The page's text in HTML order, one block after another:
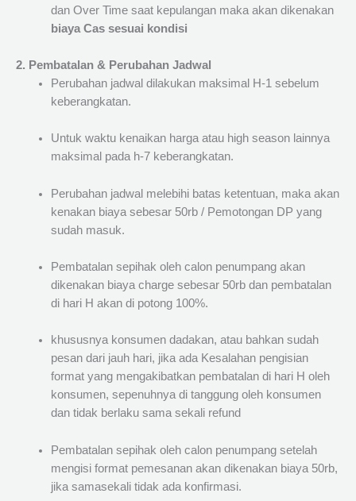
dan Over Time saat kepulangan maka akan dikenakan
biaya Cas sesuai kondisi
2. Pembatalan & Perubahan Jadwal
Perubahan jadwal dilakukan maksimal H-1 sebelum
keberangkatan.
Untuk waktu kenaikan harga atau high season lainnya
maksimal pada h-7 keberangkatan.
Perubahan jadwal melebihi batas ketentuan, maka akan
kenakan biaya sebesar 50rb / Pemotongan DP yang
sudah masuk.
Pembatalan sepihak oleh calon penumpang akan
dikenakan biaya charge sebesar 50rb dan pembatalan
di hari H akan di potong 100%.
khususnya konsumen dadakan, atau bahkan sudah
pesan dari jauh hari, jika ada Kesalahan pengisian
format yang mengakibatkan pembatalan di hari H oleh
konsumen, sepenuhnya di tanggung oleh konsumen
dan tidak berlaku sama sekali refund
Pembatalan sepihak oleh calon penumpang setelah
mengisi format pemesanan akan dikenakan biaya 50rb,
jika samasekali tidak ada konfirmasi.